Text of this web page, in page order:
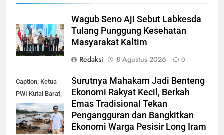
Wagub Seno Aji Sebut Labkesda
Tulang Punggung Kesehatan
Masyarakat Kaltim
Redaksi
8 Agustus 2026 0
Caption: Ketua
PWI Kutai Barat,
Alfian Nur (dok-
smk)
Surutnya Mahakam Jadi Benteng
Ekonomi Rakyat Kecil, Berkah
Emas Tradisional Tekan
Pengangguran dan Bangkitkan
Ekonomi Warga Pesisir Long Iram